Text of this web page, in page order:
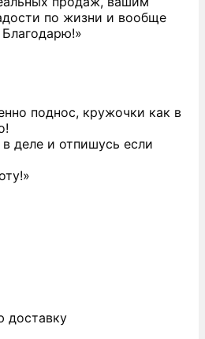
по жизни и вообще
поднос, кружочки как в
деле и отпишусь если
доставку